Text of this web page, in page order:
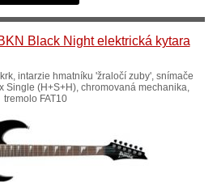
Black Night elektrická kytara
intarzie hmatníku 'žraločí zuby', snímače
Single (H+S+H), chromovaná mechanika,
tremolo FAT10